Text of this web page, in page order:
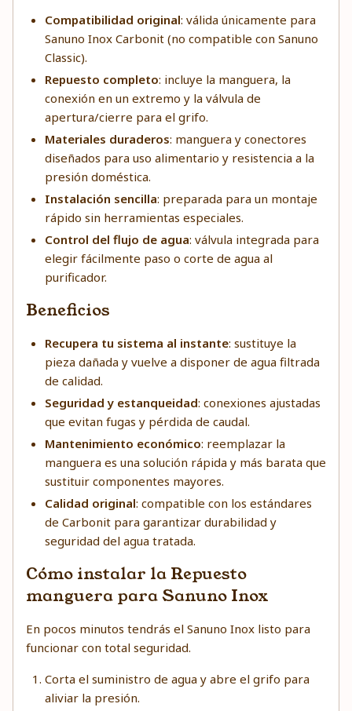
Compatibilidad original: válida únicamente para
Sanuno Inox Carbonit (no compatible con Sanuno
Classic).
Repuesto completo: incluye la manguera, la
conexión en un extremo y la válvula de
apertura/cierre para el grifo.
Materiales duraderos: manguera y conectores
diseñados para uso alimentario y resistencia a la
presión doméstica.
Instalación sencilla: preparada para un montaje
rápido sin herramientas especiales.
Control del flujo de agua: válvula integrada para
elegir fácilmente paso o corte de agua al
purificador.
Beneficios
Recupera tu sistema al instante: sustituye la
pieza dañada y vuelve a disponer de agua filtrada
de calidad.
Seguridad y estanqueidad: conexiones ajustadas
que evitan fugas y pérdida de caudal.
Mantenimiento económico: reemplazar la
manguera es una solución rápida y más barata que
sustituir componentes mayores.
Calidad original: compatible con los estándares
de Carbonit para garantizar durabilidad y
seguridad del agua tratada.
Cómo instalar la Repuesto
manguera para Sanuno Inox
En pocos minutos tendrás el Sanuno Inox listo para
funcionar con total seguridad.
Corta el suministro de agua y abre el grifo para
aliviar la presión.